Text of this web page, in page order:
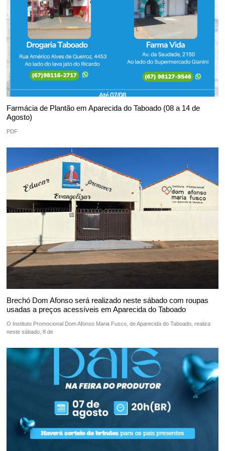
Farmácia de Plantão em Aparecida do Taboado (08 a 14 de
Agosto)
PDF
Brechó Dom Afonso será realizado neste sábado com roupas
usadas a preços acessíveis em Aparecida do Taboado
O Instituto Promocional Dom Afonso Maria Fusco, de Aparecida do Taboado, realiza
neste sábado, 8 de